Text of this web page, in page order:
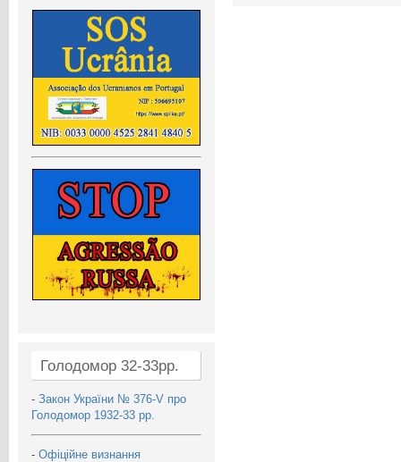
Голодомор 32-33рр.
- Закон України № 376-V про
Голодомор 1932-33 рр.
- Офіційне визнання